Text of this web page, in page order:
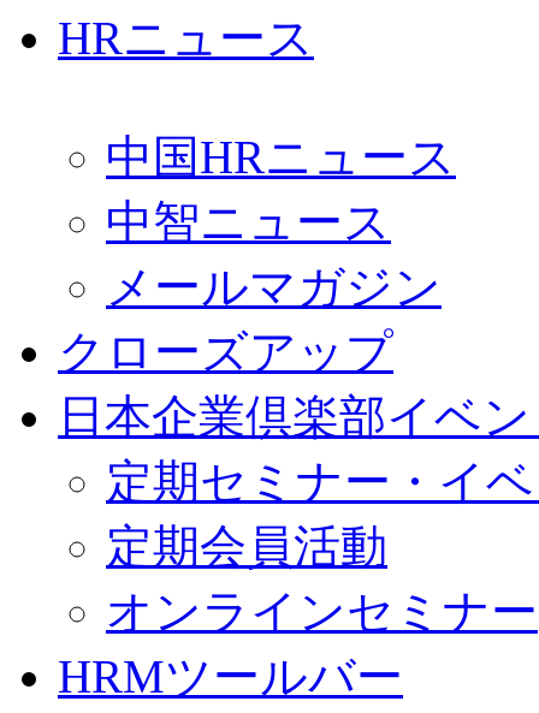
HRニュース
中国HRニュース
中智ニュース
メールマガジン
クローズアップ
日本企業倶楽部イベ
定期セミナー・イ
定期会員活動
オンラインセミナー
HRMツールバー